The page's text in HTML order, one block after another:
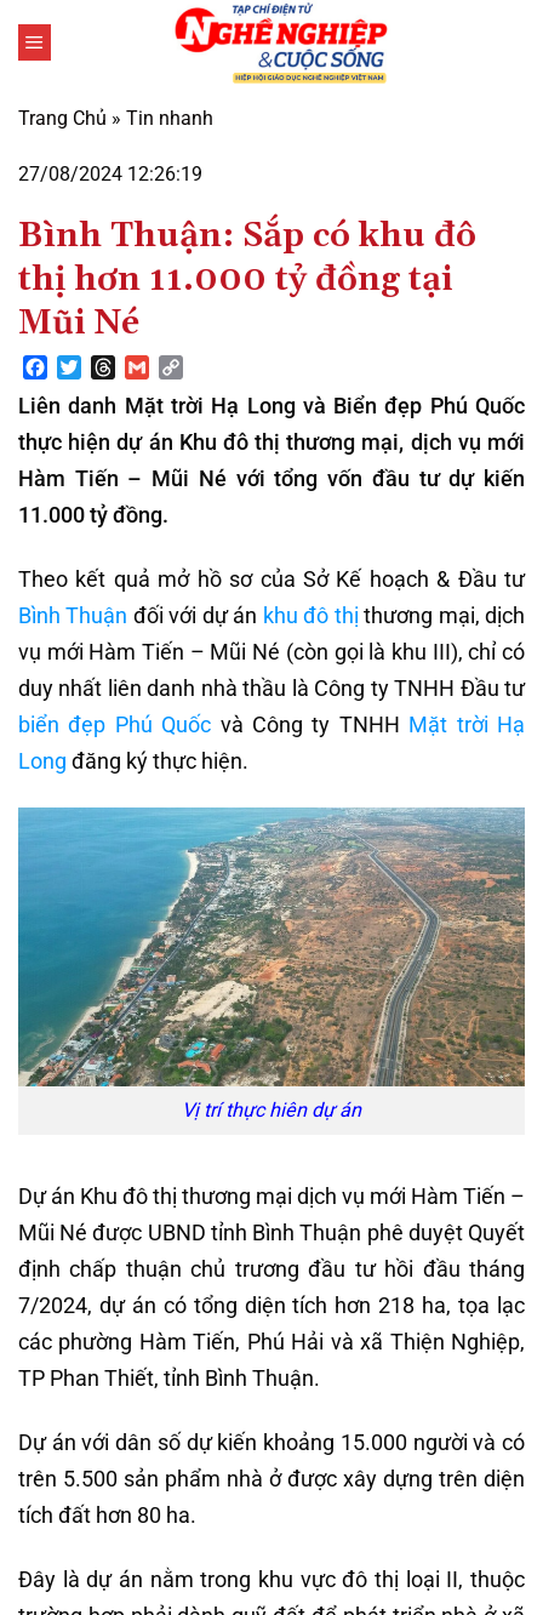
qua
dung
Trang Chủ » Tin nhanh
27/08/2024 12:26:19
Bình Thuận: Sắp có khu đô
thị hơn 11.000 tỷ đồng tại
Mũi Né
Facebook
TwitterThreads
Gmail
Link
Liên danh Mặt trời Hạ Long và Biển đẹp Phú Quốc
thực hiện dự án Khu đô thị thương mại, dịch vụ mới
Hàm Tiến – Mũi Né với tổng vốn đầu tư dự kiến
11.000 tỷ đồng.
Theo kết quả mở hồ sơ của Sở Kế hoạch & Đầu tư
Bình Thuận đối với dự án khu đô thị thương mại, dịch
vụ mới Hàm Tiến – Mũi Né (còn gọi là khu III), chỉ có
duy nhất liên danh nhà thầu là Công ty TNHH Đầu tư
biển đẹp Phú Quốc và Công ty TNHH Mặt trời Hạ
Long đăng ký thực hiện.
Vị trí thực hiên dự án
Dự án Khu đô thị thương mại dịch vụ mới Hàm Tiến –
Mũi Né được UBND tỉnh Bình Thuận phê duyệt Quyết
định chấp thuận chủ trương đầu tư hồi đầu tháng
7/2024, dự án có tổng diện tích hơn 218 ha, tọa lạc
các phường Hàm Tiến, Phú Hải và xã Thiện Nghiệp,
TP Phan Thiết, tỉnh Bình Thuận.
Dự án với dân số dự kiến khoảng 15.000 người và có
trên 5.500 sản phẩm nhà ở được xây dựng trên diện
tích đất hơn 80 ha.
Đây là dự án nằm trong khu vực đô thị loại II, thuộc